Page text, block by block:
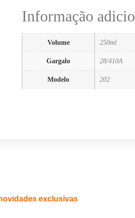
Informação
Volume 250ml
Gargalo 28/410A
Modelo 202
exclusivas